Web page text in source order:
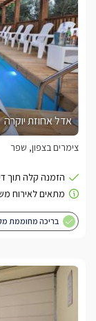
אדל אחוזת יוקרה
צימרים בצפון, שפר
בריכה מחוממת